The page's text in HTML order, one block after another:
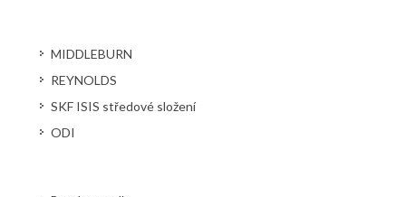
MIDDLEBURN
REYNOLDS
SKF ISIS středové složení
ODI